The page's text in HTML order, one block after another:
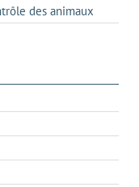
des animaux